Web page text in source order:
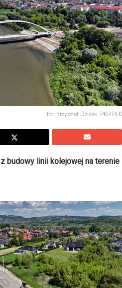
fot. Krzysztof Dzidek, PKP PLK
budowy linii kolejowej na terenie